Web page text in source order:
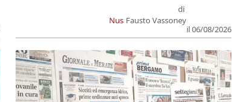
Nus
di
Fausto Vassoney
il 06/08/2026